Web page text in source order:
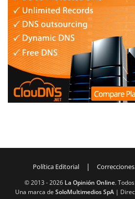
Política Editorial | Correcciones
© 2013 -2026 La Opinión Online.
Una marca de SoloMultimedios SpA|